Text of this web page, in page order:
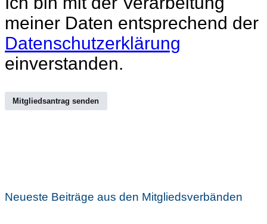
meiner Daten entsprechend der
Datenschutzerklärung
einverstanden.
Mitgliedsantrag senden
Neueste Beiträge aus den Mitgliedsverbänden